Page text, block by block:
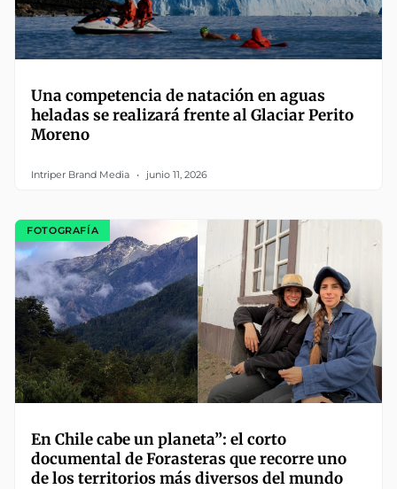
Una competencia de natación en aguas
heladas se realizará frente al Glaciar Perito
Moreno
Intriper Brand Media junio 11, 2026
FOTOGRAFÍA
En Chile cabe un planeta”: el corto
documental de Forasteras que recorre uno
de los territorios más diversos del mundo